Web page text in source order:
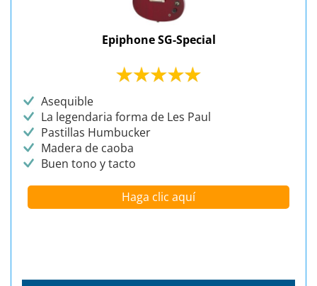
Epiphone SG-Special
Asequible
La legendaria forma de Les Paul
Pastillas Humbucker
Madera de caoba
Buen tono y tacto
Haga clic aquí